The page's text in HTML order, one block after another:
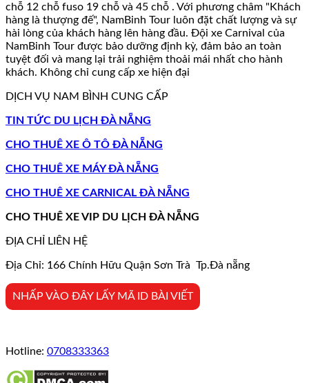
chỗ 12 chỗ fuso 19 chỗ và 45 chỗ . Với phương châm "Khách
hàng là thượng đế", NamBinh Tour luôn đặt chất lượng và sự
hài lòng của khách hàng lên hàng đầu. Đội xe Carnival của
NamBinh Tour được bảo dưỡng định kỳ, đảm bảo an toàn
tuyệt đối và mang lại trải nghiệm thoải mái nhất cho hành
khách. Không chỉ cung cấp xe hiện đại
DỊCH VỤ NAM BÌNH CUNG CẤP
TIN TỨC DU LỊCH ĐÀ NẴNG
CHO THUÊ XE Ô TÔ ĐÀ NẴNG
CHO THUÊ XE MÁY ĐÀ NẴNG
CHO THUÊ XE CARNICAL ĐÀ NẴNG
CHO THUÊ XE VIP DU LỊCH ĐÀ NẴNG
ĐỊA CHỈ LIÊN HỆ
Địa Chỉ: 166 Chính Hữu Quận Sơn Trà Tp.Đà nẵng
NHẤP VÀO ĐÂY LẤY MÃ ID BÀI VIẾT
Hotline: 0708333363